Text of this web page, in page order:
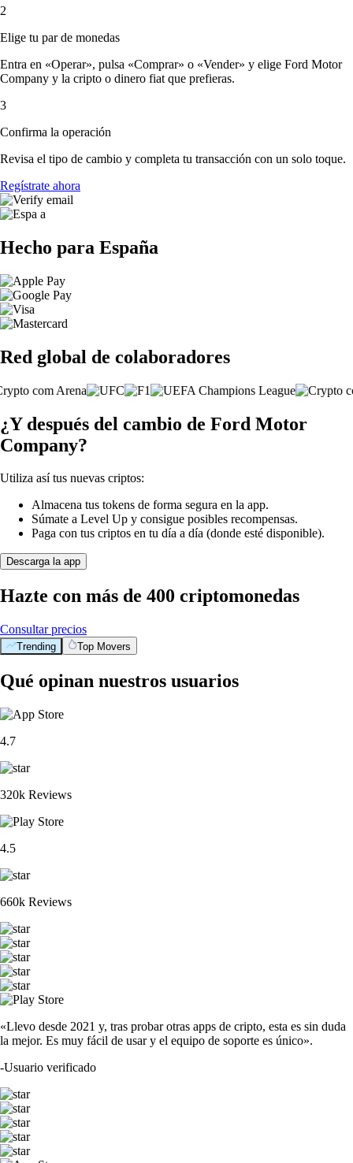
2
Elige tu par de monedas
Entra en «Operar», pulsa «Comprar» o «Vender» y elige Ford Motor
Company y la cripto o dinero fiat que prefieras.
3
Confirma la operación
Revisa el tipo de cambio y completa tu transacción con un solo toque.
Regístrate ahora
Hecho para España
Red global de colaboradores
¿Y después del cambio de Ford Motor
Company?
Utiliza así tus nuevas criptos:
Almacena tus tokens de forma segura en la app.
Súmate a Level Up y consigue posibles recompensas.
Paga con tus criptos en tu día a día (donde esté disponible).
Descarga la app
Hazte con más de 400 criptomonedas
Consultar precios
Trending Top Movers
Qué opinan nuestros usuarios
4.7
320k Reviews
4.5
660k Reviews
«Llevo desde 2021 y, tras probar otras apps de cripto, esta es sin duda
la mejor. Es muy fácil de usar y el equipo de soporte es único».
-Usuario verificado